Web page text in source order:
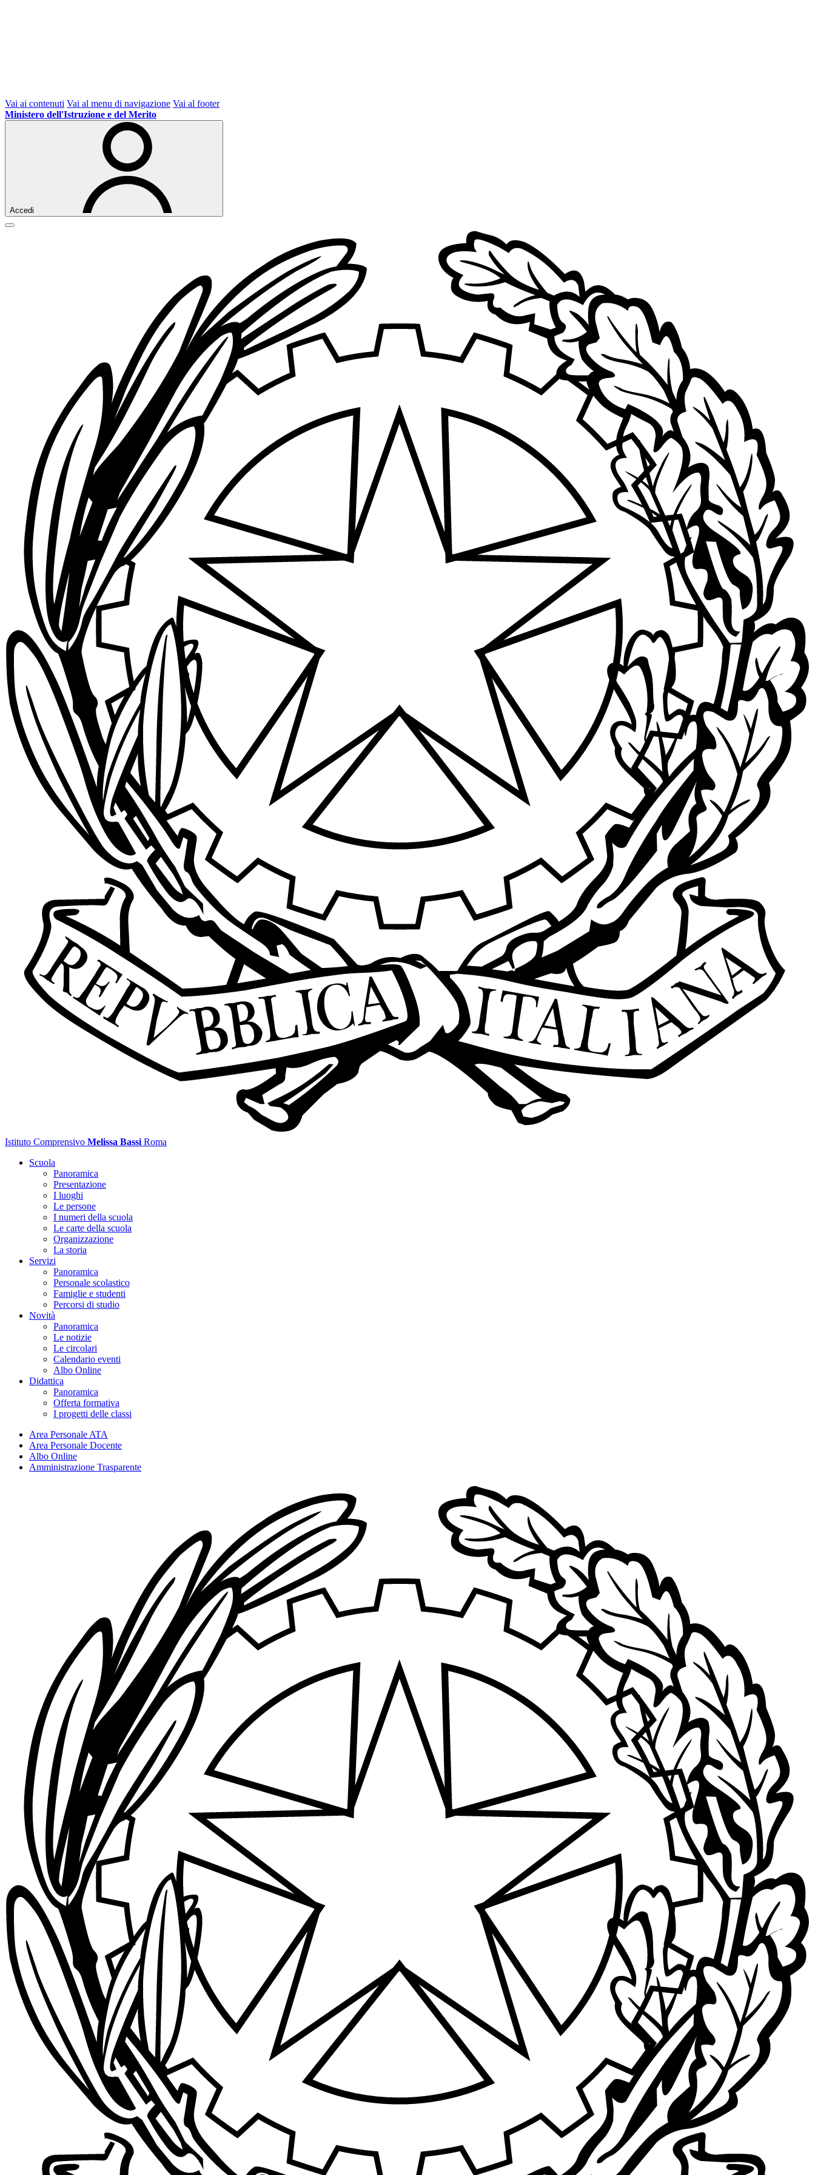
Vai ai contenuti Vai al menu di navigazione Vai al footer
Ministero dell'Istruzione e del Merito
Accedi
Istituto Comprensivo Melissa Bassi Roma
Scuola
Panoramica
Presentazione
I luoghi
Le persone
I numeri della scuola
Le carte della scuola
Organizzazione
La storia
Servizi
Panoramica
Personale scolastico
Famiglie e studenti
Percorsi di studio
Novità
Panoramica
Le notizie
Le circolari
Calendario eventi
Albo Online
Didattica
Panoramica
Offerta formativa
I progetti delle classi
Area Personale ATA
Area Personale Docente
Albo Online
Amministrazione Trasparente